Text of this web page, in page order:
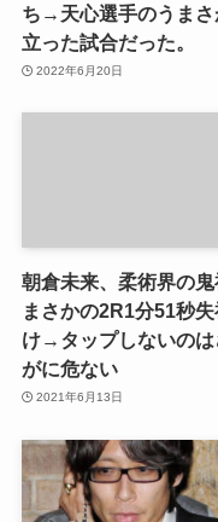
ち→天心選手のうまさ
立った試合だった。
2022年6月20日
朝倉未来、柔術界の鬼
まさかの2R1分51秒失
け→タップしないのは
がに危ない
2021年6月13日